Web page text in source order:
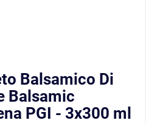
Balsamico Di
Balsamic
PGI - 3x300 ml